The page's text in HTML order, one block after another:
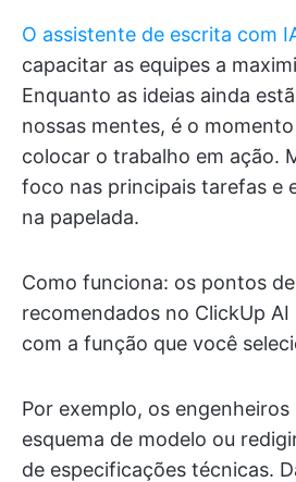
O assistente de escrita com
capacitar as equipes a
Enquanto as ideias ainda
nossas mentes, é o
colocar o trabalho em ação.
foco nas principais tarefas e
na papelada.
Como funciona: os pontos
recomendados no ClickUp
com a função que você
Por exemplo, os
esquema de modelo ou
de especificações técnicas.